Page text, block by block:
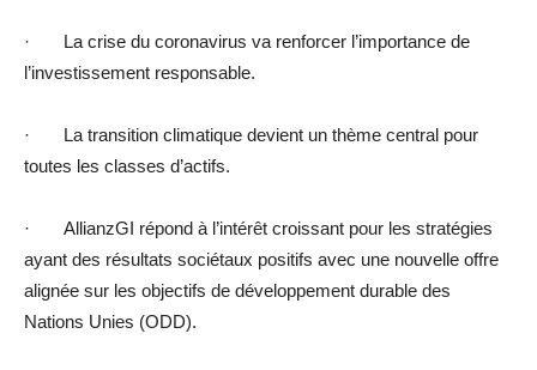
· La crise du coronavirus va renforcer l’importance de
l’investissement responsable.
· La transition climatique devient un thème central pour
toutes les classes d’actifs.
· AllianzGI répond à l’intérêt croissant pour les stratégies
ayant des résultats sociétaux positifs avec une nouvelle offre
alignée sur les objectifs de développement durable des
Nations Unies (ODD).